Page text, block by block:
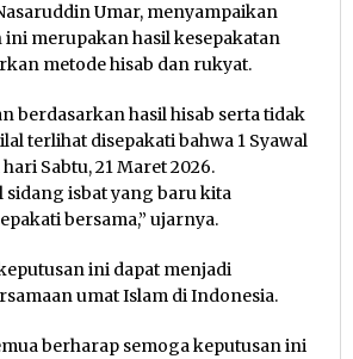
Umar, menyampaikan
ini merupakan hasil kesepakatan
metode hisab dan rukyat.
berdasarkan hasil hisab serta tidak
terlihat disepakati bahwa 1 Syawal
Sabtu, 21 Maret 2026.
sidang isbat yang baru kita
bersama,” ujarnya.
ini dapat menjadi
umat Islam di Indonesia.
berharap semoga keputusan ini